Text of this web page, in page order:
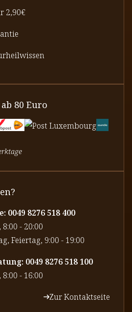
2,90€
80 Euro
8276 518 400
- 20:00
Feiertag, 9:00 - 19:00
0049 8276 518 100
- 16:00
Zur Kontaktseite